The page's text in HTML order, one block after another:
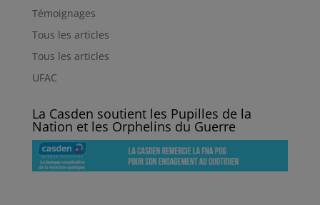
Témoignages
Tous les articles
Tous les articles
UFAC
La Casden soutient les Pupilles de la
Nation et les Orphelins du Guerre